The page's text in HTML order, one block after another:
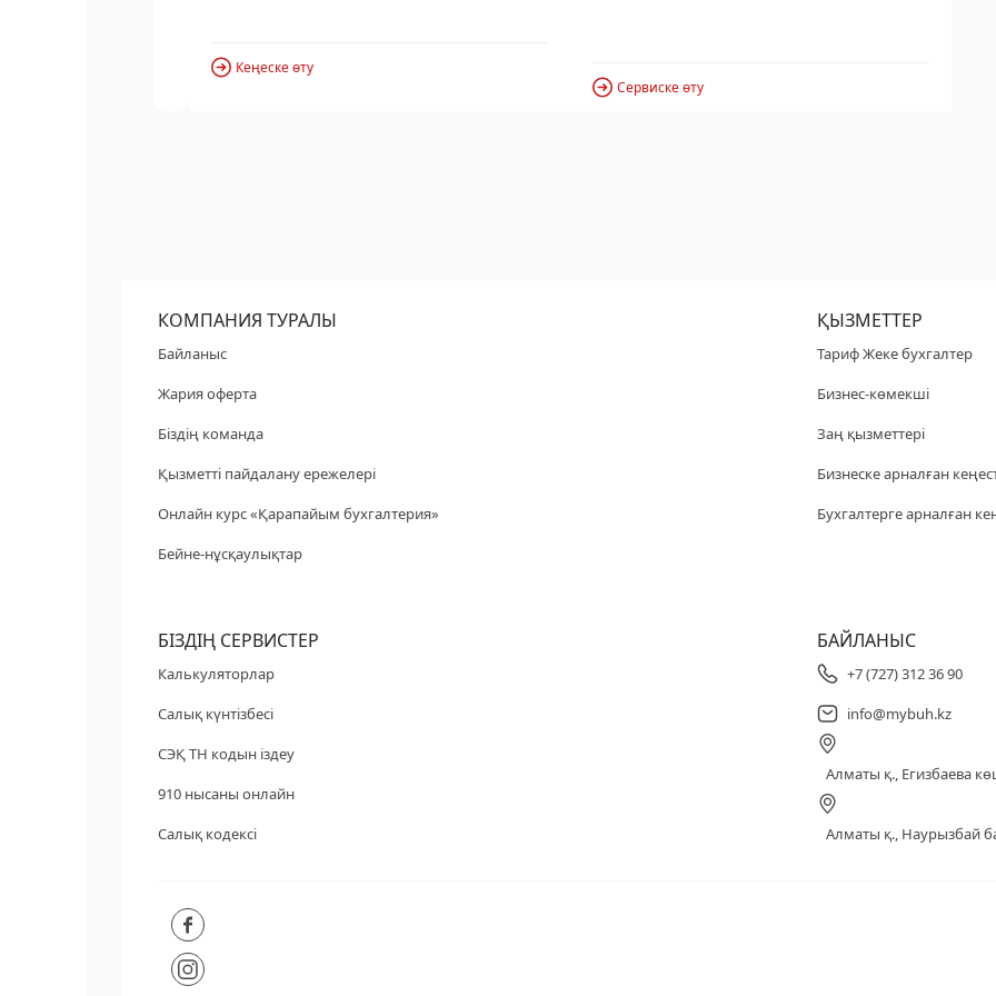
Кеңеске өту
Сервиске өту
КОМПАНИЯ ТУРАЛЫ
Байланыс
Жария оферта
Біздің команда
Қызметті пайдалану ережелері
Онлайн курс «Қарапайым бухгалтерия»
Бейне-нұсқаулықтар
ҚЫЗМЕТТЕР
Тариф Жеке бухгалтер
Бизнес-көмекші
Заң қызметтері
Бизнеске арналған
Бухгалтерге арналған
БІЗДІҢ СЕРВИСТЕР
Калькуляторлар
Салық күнтізбесі
СЭҚ ТН кодын іздеу
910 нысаны онлайн
Салық кодексі
БАЙЛАНЫС
+7 (727) 312 36 90
info@mybuh.kz
Алматы қ., Егизбаева
Алматы қ., Наурызбай